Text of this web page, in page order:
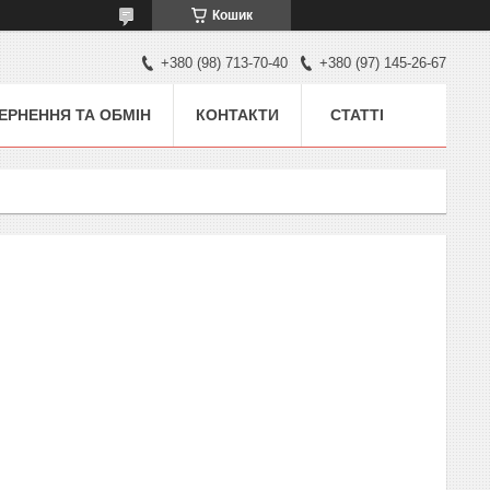
Кошик
+380 (98) 713-70-40 +380 (97) 145-26-67
ТА ОБМІН КОНТАКТИ СТАТТІ